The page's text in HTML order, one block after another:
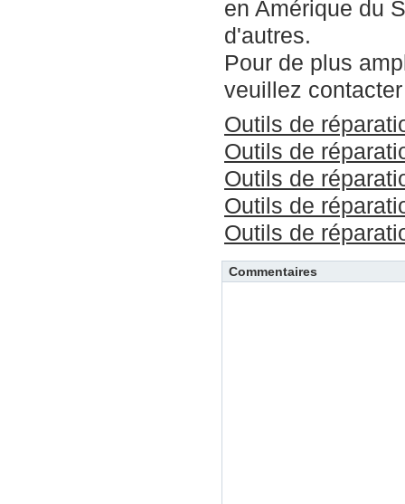
en Amérique du
d'autres.
Pour de plus
veuillez
Outils de
Outils de
Outils de
Outils de
Outils de
Commentaires